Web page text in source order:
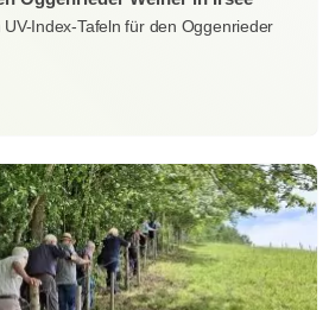
Index-Tafeln für den Oggenrieder